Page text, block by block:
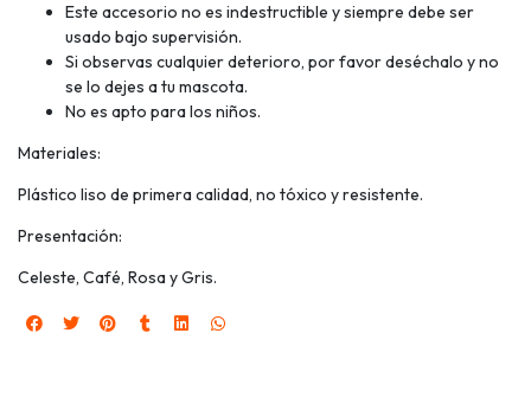
Este accesorio no es indestructible y siempre debe ser
usado bajo supervisión.
Si observas cualquier deterioro, por favor deséchalo y no
se lo dejes a tu mascota.
No es apto para los niños.
Materiales:
Plástico liso de primera calidad, no tóxico y resistente.
Presentación:
Celeste, Café, Rosa y Gris.